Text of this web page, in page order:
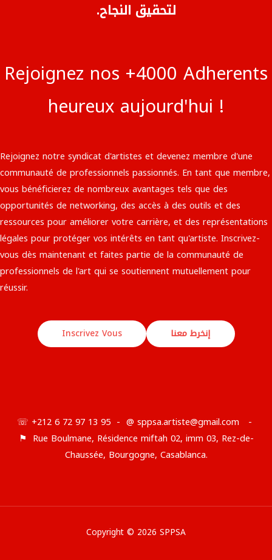
لتحقيق النجاح.
Rejoignez nos +4000 Adherents
heureux aujourd'hui !
Rejoignez notre syndicat d'artistes et devenez membre d'une
communauté de professionnels passionnés. En tant que membre,
vous bénéficierez de nombreux avantages tels que des
opportunités de networking, des accès à des outils et des
ressources pour améliorer votre carrière, et des représentations
légales pour protéger vos intérêts en tant qu'artiste. Inscrivez-
vous dès maintenant et faites partie de la communauté de
professionnels de l'art qui se soutiennent mutuellement pour
réussir.​
Inscrivez Vous إنخرط معنا
☏ +212 6 72 97 13 95 - @ sppsa.artiste@gmail.com -
⚑ Rue Boulmane, Résidence miftah 02, imm 03, Rez-de-
Chaussée, Bourgogne, Casablanca.
Copyright © 2026 SPPSA